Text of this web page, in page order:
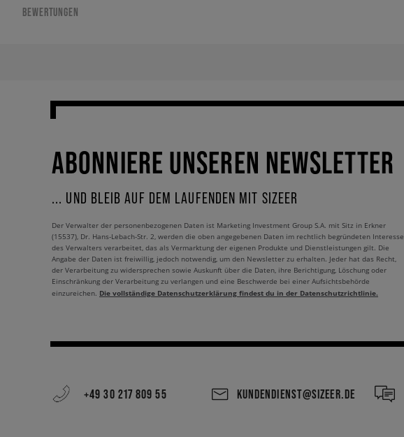
BEWERTUNGEN
ABONNIERE UNSEREN NEWSLETTER
... UND BLEIB AUF DEM LAUFENDEN MIT SIZEER
Der Verwalter der personenbezogenen Daten ist Marketing Investment Group S.A. mit Sitz in Erkner
(15537), Dr. Hans-Lebach-Str. 2, werden die oben angegebenen Daten im rechtlich begründeten Interesse
des Verwalters verarbeitet, das als Vermarktung der eigenen Produkte und Dienstleistungen gilt. Die
Angabe der Daten ist freiwillig, jedoch notwendig, um den Newsletter zu erhalten. Jeder hat das Recht,
der Verarbeitung zu widersprechen sowie Auskunft über die Daten, ihre Berichtigung, Löschung oder
Einschränkung der Verarbeitung zu verlangen und eine Beschwerde bei einer Aufsichtsbehörde
einzureichen. Die vollständige Datenschutzerklärung findest du in der Datenschutzrichtlinie.
+49 30 217 809 55 KUNDENDIENST@SIZEER.DE